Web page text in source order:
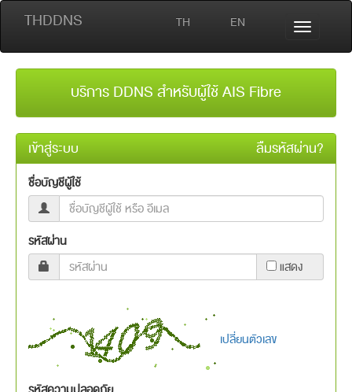
THDDNS TH EN
บริการ DDNS สำหรับผู้ใช้ AIS Fibre
เข้าสู่ระบบ ลืมรหัสผ่าน?
ชื่อบัญชีผู้ใช้
รหัสผ่าน
แสดง
เปลี่ยนตัวเลข